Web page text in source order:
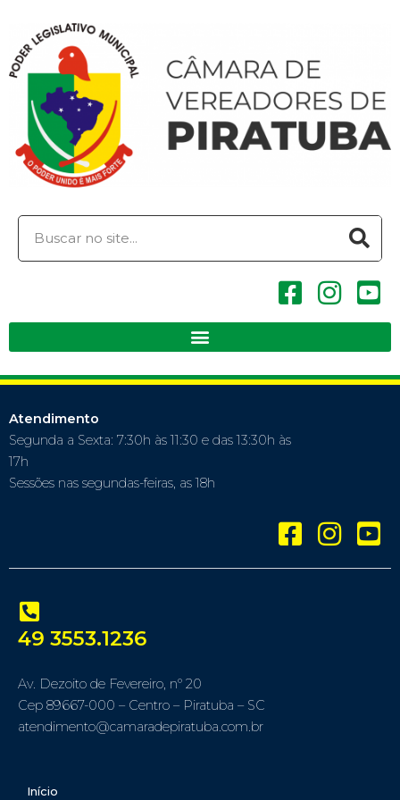
Atendimento
Segunda a Sexta: 7:30h às 11:30 e das 13:30h às
17h
Sessões nas segundas-feiras, as 18h
49 3553.1236
Av. Dezoito de Fevereiro, nº 20
Cep 89667-000 – Centro – Piratuba – SC
atendimento@camaradepiratuba.com.br
Início